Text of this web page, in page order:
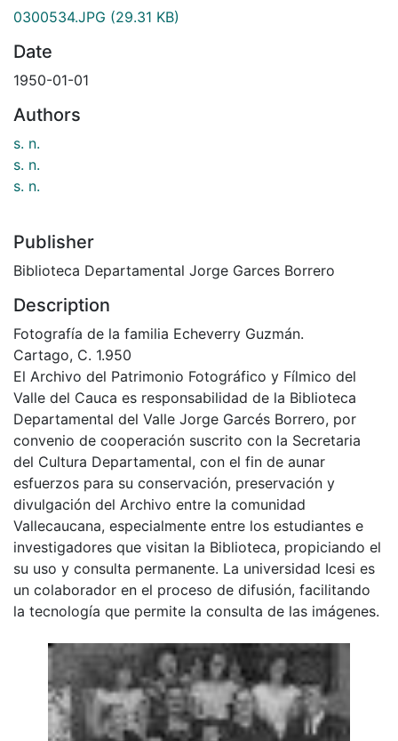
0300534.JPG (29.31 KB)
Date
1950-01-01
Authors
s. n.
s. n.
s. n.
Publisher
Biblioteca Departamental Jorge Garces Borrero
Description
Fotografía de la familia Echeverry Guzmán.
Cartago, C. 1.950
El Archivo del Patrimonio Fotográfico y Fílmico del
Valle del Cauca es responsabilidad de la Biblioteca
Departamental del Valle Jorge Garcés Borrero, por
convenio de cooperación suscrito con la Secretaria
del Cultura Departamental, con el fin de aunar
esfuerzos para su conservación, preservación y
divulgación del Archivo entre la comunidad
Vallecaucana, especialmente entre los estudiantes e
investigadores que visitan la Biblioteca, propiciando el
su uso y consulta permanente. La universidad Icesi es
un colaborador en el proceso de difusión, facilitando
la tecnología que permite la consulta de las imágenes.